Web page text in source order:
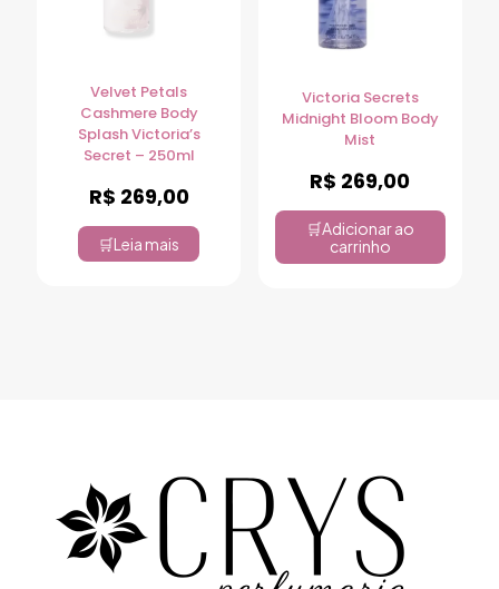
Velvet Petals
Cashmere Body
Splash Victoria’s
Secret – 250ml
R$ 269,00
Leia mais
Victoria Secrets
Midnight Bloom Body
Mist
R$ 269,00
Adicionar ao
carrinho